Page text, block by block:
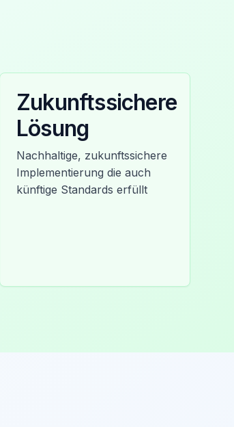
Zukunftssichere
Lösung
Nachhaltige, zukunftssichere
Implementierung die auch
künftige Standards erfüllt